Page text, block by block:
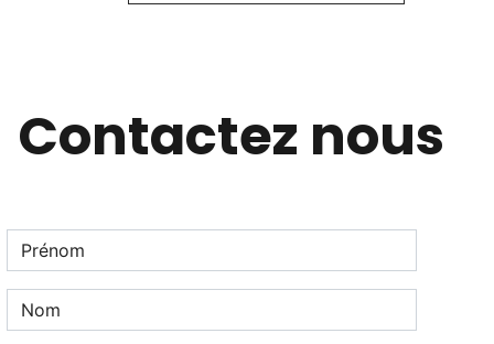
Contactez nous